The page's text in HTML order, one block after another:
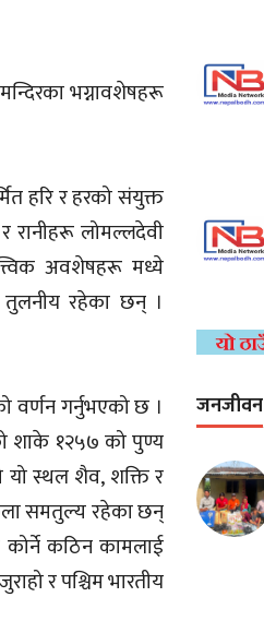
भग्नावशेषहरू
हरि र हरको संयुक्त
रानीहरू लोमल्लदेवी
अवशेषहरू मध्ये
तुलनीय रहेका छन् ।
वर्णन गर्नुभएको छ ।
शाके १२५७ को पुण्य
यो स्थल शैव, शक्ति र
समतुल्य रहेका छन्
कठिन कामलाई
र पश्चिम भारतीय
जनजीवन